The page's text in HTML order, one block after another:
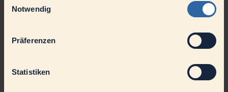
Notwendig
Präferenzen
Statistiken
Urlaubs- und Weihnachtsgeld
Attraktive Mitarbeiterangebote bei Partnern des Handels über
Freuen Sie sich auf eine Unternehmenskultur, in der Sie als Mensch